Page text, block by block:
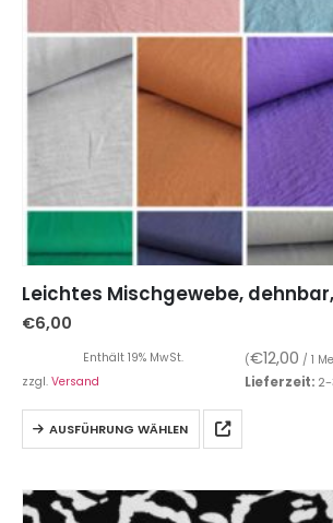
€6,00
Enthält 19% MwSt. (€12,00 / 1
zzgl. Versand Lieferzeit:
AUSFÜHRUNG WÄHLEN